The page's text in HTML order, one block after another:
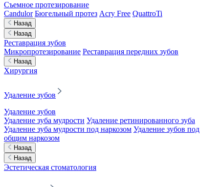
Съемное протезирование
Candulor Бюгельный протез Acry Free QuattroTi
Назад
Назад
Реставрация зубов
Микропротезирование Реставрация передних зубов
Назад
Хирургия
Удаление зубов
Удаление зубов
Удаление зуба мудрости Удаление ретинированного зуба
Удаление зуба мудрости под наркозом Удаление зубов под
общим наркозом
Назад
Назад
Эстетическая стоматология